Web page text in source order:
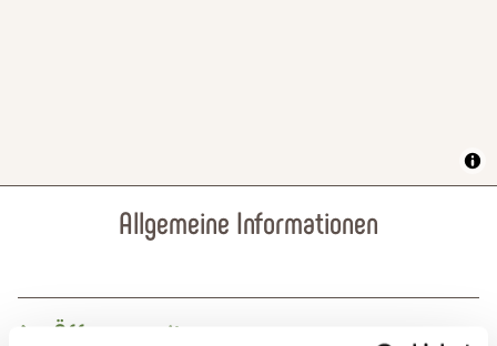
Allgemeine Informationen
Öffnungszeiten